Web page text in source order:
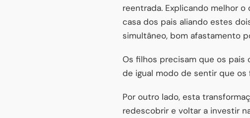
reentrada. Explicando melhor
casa dos pais aliando estes
simultâneo, bom afastamento
Os filhos precisam que os pais
de igual modo de sentir que os
Por outro lado, esta
redescobrir e voltar a investir